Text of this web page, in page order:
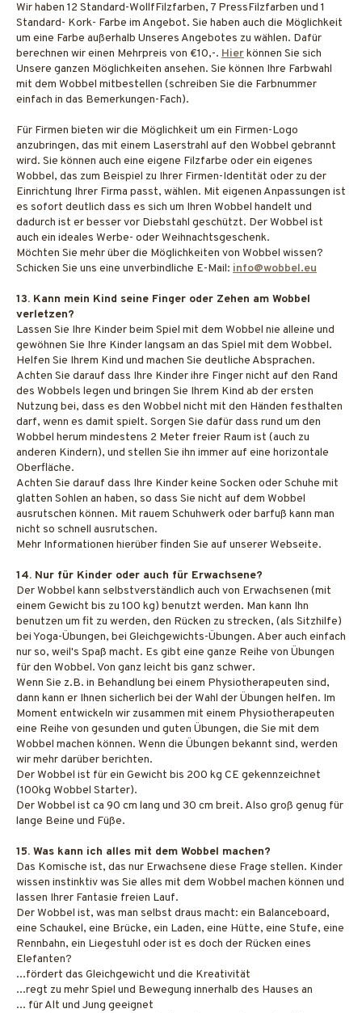
Wir haben 12 Standard-WollfFilzfarben, 7 PressFilzfarben und 1
Standard- Kork- Farbe im Angebot. Sie haben auch die Möglichkeit
um eine Farbe außerhalb Unseres Angebotes zu wählen. Dafür
berechnen wir einen Mehrpreis von €10,-. Hierkönnen Sie sich
Unsere ganzen Möglichkeiten ansehen. Sie können Ihre Farbwahl
mit dem Wobbel mitbestellen (schreiben Sie die Farbnummer
einfach in das Bemerkungen-Fach).
Für Firmen bieten wir die Möglichkeit um ein Firmen-Logo
anzubringen, das mit einem Laserstrahl auf den Wobbel gebrannt
wird. Sie können auch eine eigene Filzfarbe oder ein eigenes
Wobbel, das zum Beispiel zu Ihrer Firmen-Identität oder zu der
Einrichtung Ihrer Firma passt, wählen. Mit eigenen Anpassungen ist
es sofort deutlich dass es sich um Ihren Wobbel handelt und
dadurch ist er besser vor Diebstahl geschützt. Der Wobbel ist
auch ein ideales Werbe- oder Weihnachtsgeschenk.
Möchten Sie mehr über die Möglichkeiten von Wobbel wissen?
Schicken Sie uns eine unverbindliche E-Mail: info@wobbel.eu
13. Kann mein Kind seine Finger oder Zehen am Wobbel
verletzen?
Lassen Sie Ihre Kinder beim Spiel mit dem Wobbel nie alleine und
gewöhnen Sie Ihre Kinder langsam an das Spiel mit dem Wobbel.
Helfen Sie Ihrem Kind und machen Sie deutliche Absprachen.
Achten Sie darauf dass Ihre Kinder ihre Finger nicht auf den Rand
des Wobbels legen und bringen Sie Ihrem Kind ab der ersten
Nutzung bei, dass es den Wobbel nicht mit den Händen festhalten
darf, wenn es damit spielt. Sorgen Sie dafür dass rund um den
Wobbel herum mindestens 2 Meter freier Raum ist (auch zu
anderen Kindern), und stellen Sie ihn immer auf eine horizontale
Oberfläche.
Achten Sie darauf dass Ihre Kinder keine Socken oder Schuhe mit
glatten Sohlen an haben, so dass Sie nicht auf dem Wobbel
ausrutschen können. Mit rauem Schuhwerk oder barfuß kann man
nicht so schnell ausrutschen.
Mehr Informationen hierüber finden Sie auf unserer Webseite.
14. Nur für Kinder oder auch für Erwachsene?
Der Wobbel kann selbstverständlich auch von Erwachsenen (mit
einem Gewicht bis zu 100 kg) benutzt werden. Man kann Ihn
benutzen um fit zu werden, den Rücken zu strecken, (als Sitzhilfe)
bei Yoga-Übungen, bei Gleichgewichts-Übungen. Aber auch einfach
nur so, weil's Spaß macht. Es gibt eine ganze Reihe von Übungen
für den Wobbel. Von ganz leicht bis ganz schwer.
Wenn Sie z.B. in Behandlung bei einem Physiotherapeuten sind,
dann kann er Ihnen sicherlich bei der Wahl der Übungen helfen. Im
Moment entwickeln wir zusammen mit einem Physiotherapeuten
eine Reihe von gesunden und guten Übungen, die Sie mit dem
Wobbel machen können. Wenn die Übungen bekannt sind, werden
wir mehr darüber berichten.
Der Wobbel ist für ein Gewicht bis 200 kg CE gekennzeichnet
(100kg Wobbel Starter).
Der Wobbel ist ca 90 cm lang und 30 cm breit. Also groß genug für
lange Beine und Füße.
15. Was kann ich alles mit dem Wobbel machen?
Das Komische ist, das nur Erwachsene diese Frage stellen. Kinder
wissen instinktiv was Sie alles mit dem Wobbel machen können und
lassen Ihrer Fantasie freien Lauf.
Der Wobbel ist, was man selbst draus macht: ein Balanceboard,
eine Schaukel, eine Brücke, ein Laden, eine Hütte, eine Stufe, eine
Rennbahn, ein Liegestuhl oder ist es doch der Rücken eines
Elefanten?
...fördert das Gleichgewicht und die Kreativität
...regt zu mehr Spiel und Bewegung innerhalb des Hauses an
... für Alt und Jung geeignet